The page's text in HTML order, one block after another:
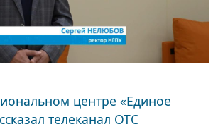
центре «Единое
телеканал ОТС